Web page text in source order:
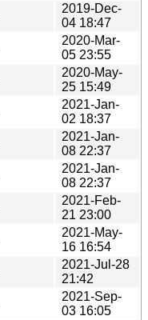
2019-Dec-
04 18:47
2020-Mar-
05 23:55
2020-May-
25 15:49
2021-Jan-
02 18:37
2021-Jan-
08 22:37
2021-Jan-
08 22:37
2021-Feb-
21 23:00
2021-May-
16 16:54
2021-Jul-28
21:42
2021-Sep-
03 16:05